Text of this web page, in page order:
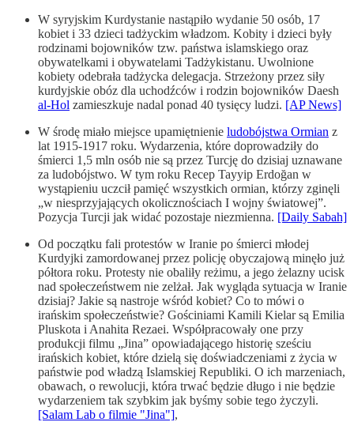
W syryjskim Kurdystanie nastąpiło wydanie 50 osób, 17
kobiet i 33 dzieci tadżyckim władzom. Kobity i dzieci były
rodzinami bojowników tzw. państwa islamskiego oraz
obywatelkami i obywatelami Tadżykistanu. Uwolnione
kobiety odebrała tadżycka delegacja. Strzeżony przez siły
kurdyjskie obóz dla uchodźców i rodzin bojowników Daesh
al-Hol zamieszkuje nadal ponad 40 tysięcy ludzi. [AP News]
W środę miało miejsce upamiętnienie ludobójstwa Ormian z
lat 1915-1917 roku. Wydarzenia, które doprowadziły do
śmierci 1,5 mln osób nie są przez Turcję do dzisiaj uznawane
za ludobójstwo. W tym roku Recep Tayyip Erdoğan w
wystąpieniu uczcił pamięć wszystkich ormian, którzy zginęli
„w niesprzyjających okolicznościach I wojny światowej”.
Pozycja Turcji jak widać pozostaje niezmienna. [Daily Sabah]
Od początku fali protestów w Iranie po śmierci młodej
Kurdyjki zamordowanej przez policję obyczajową minęło już
półtora roku. Protesty nie obaliły reżimu, a jego żelazny ucisk
nad społeczeństwem nie zelżał. Jak wygląda sytuacja w Iranie
dzisiaj? Jakie są nastroje wśród kobiet? Co to mówi o
irańskim społeczeństwie? Gościniami Kamili Kielar są Emilia
Pluskota i Anahita Rezaei. Współpracowały one przy
produkcji filmu „Jina” opowiadającego historię sześciu
irańskich kobiet, które dzielą się doświadczeniami z życia w
państwie pod władzą Islamskiej Republiki. O ich marzeniach,
obawach, o rewolucji, która trwać będzie długo i nie będzie
wydarzeniem tak szybkim jak byśmy sobie tego życzyli.
[Salam Lab o filmie "Jina"],